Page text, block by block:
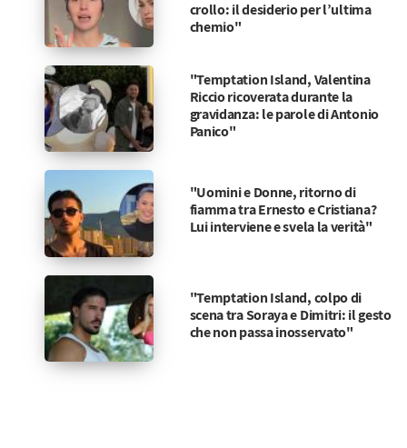
crollo: il desiderio per l’ultima
chemio"
"Temptation Island, Valentina
Riccio ricoverata durante la
gravidanza: le parole di Antonio
Panico"
"Uomini e Donne, ritorno di
fiamma tra Ernesto e Cristiana?
Lui interviene e svela la verità"
"Temptation Island, colpo di
scena tra Soraya e Dimitri: il gesto
che non passa inosservato"